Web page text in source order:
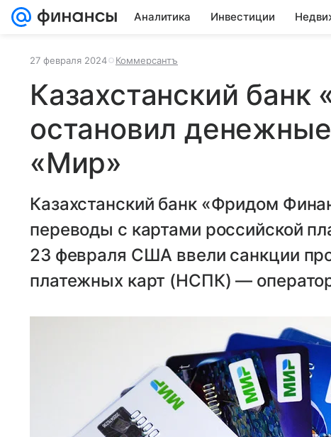
Аналитика Инвестиции
27 февраля 2024 Коммерсантъ
Казахстанский
остановил
«Мир»
Казахстанский банк «Фридом
переводы с картами российской
23 февраля США ввели санкции
платежных карт (НСПК) —